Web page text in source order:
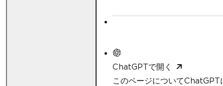
ChatGPTで開く
このページについてChatGPT